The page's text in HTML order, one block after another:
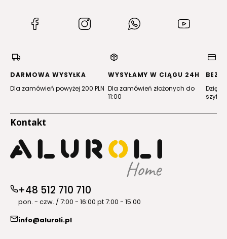
(Otwiera
nowej
(Otwiera
(Otwiera
nowej
DARMOWA WYSYŁKA
Dla zamówień powyżej 200 PLN
WYSYŁAMY W CIĄGU 24H
Dla zamówień złożonych do
11:00
Dzięki
Kontakt
+48 512 710 710
pon. - czw. / 7:00 - 16:00 pt 7:00 - 15:00
info@aluroli.pl